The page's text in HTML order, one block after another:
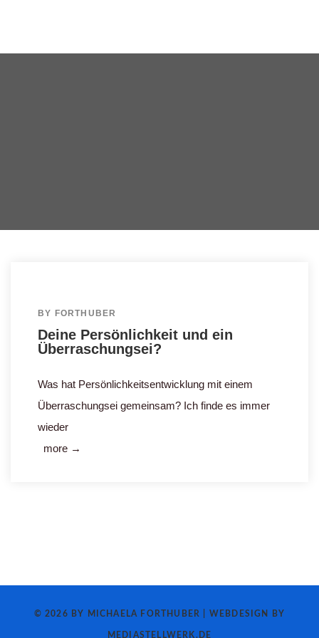
BY FORTHUBER
Deine Persönlichkeit und ein
Überraschungsei?
Was hat Persönlichkeitsentwicklung mit einem
Überraschungsei gemeinsam? Ich finde es immer
wieder
more →
© 2026 BY MICHAELA FORTHUBER | WEBDESIGN BY
MEDIASTELLWERK.DE